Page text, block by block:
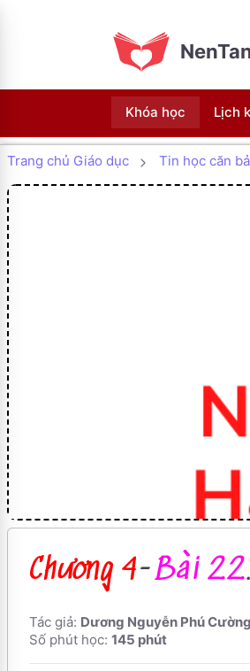
Khóa học Lịch
Trang chủ Giáo dục Tin học căn
Chương 4-Bài 22
Tác giả: Dương Nguyễn Phú Cường
Số phút học: 145 phút